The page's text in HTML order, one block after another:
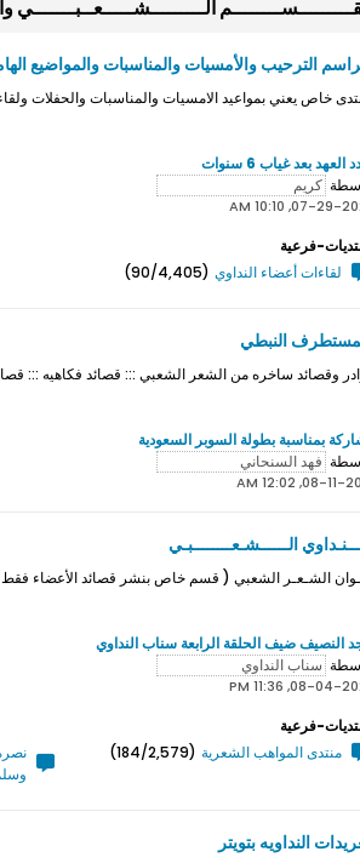
الـــــــــشـــــعــبـــــــي
الترحيب والأمسيات والمناسبات والمواضيع
خاص يعني بمواعيد الامسيات والمناسبات والحفلات
العهد بعد غياب 6 سنوات
07-29-2026,
فرعية
لقاءات أعضاء النداوي (90/4,405)
النبطي
وقصائد ساخره من الشعر الشعبي ::: قصائد فكاهيه :::
بمناسبة بطولة السوبر السعودية
08-11-2016,
الــــــشـعــــــــبـي
الشـعـر الشعبي ( قسم خاص بنشر قصائد الأعضاء فقط
النصيف ضيف الحلقة الرابعة سناب النداوي
08-04-2026,
فرعية
منتدى المواهب الشعرية (184/2,579)
النداويه بتويتر